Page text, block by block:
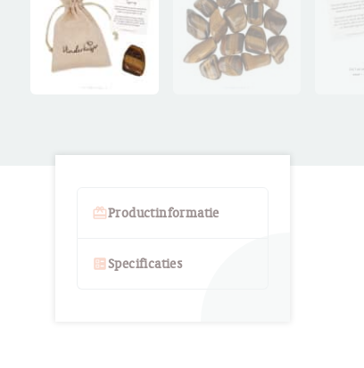
card_giftcardProductinformatie
ballotSpecificaties